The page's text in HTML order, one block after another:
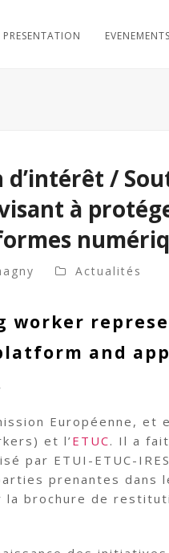
PRESENTATION EVENEMENTS
/
à
Actualités
worker
and app
Européenne, et
et l’ETUC. Il a
par ETUI-ETUC-
prenantes dans
la brochure de